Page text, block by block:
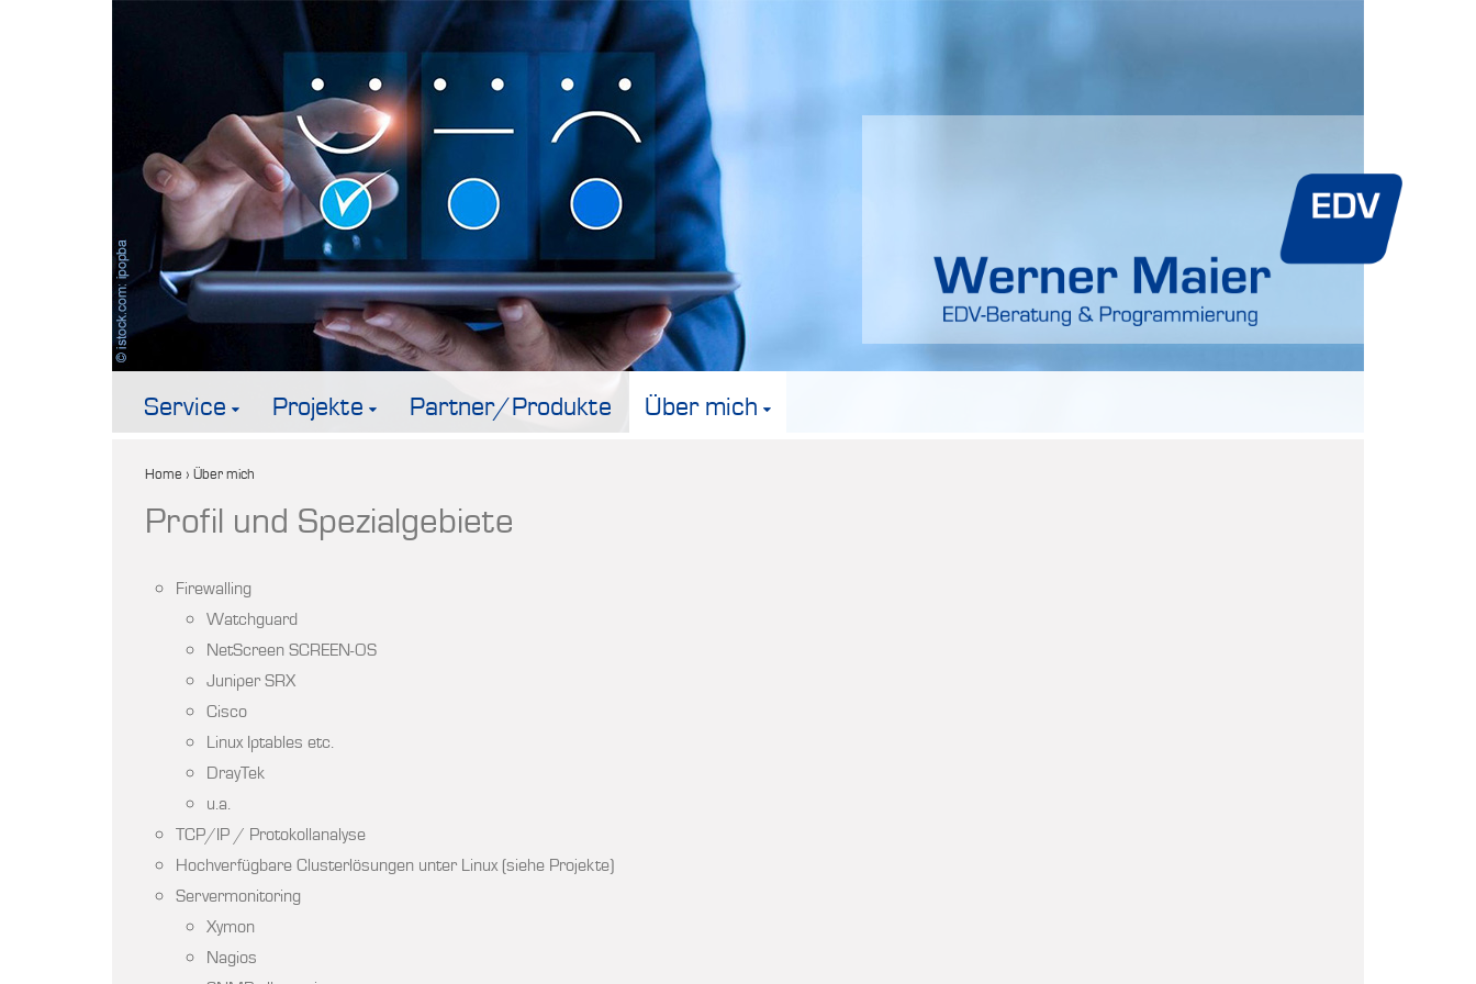
Service Projekte Partner/Produkte Über mich
Home › Über mich
Profil und Spezialgebiete
Firewalling
Watchguard
NetScreen SCREEN-OS
Juniper SRX
Cisco
Linux Iptables etc.
DrayTek
u.a.
TCP/IP / Protokollanalyse
Hochverfügbare Clusterlösungen unter Linux (siehe Projekte)
Servermonitoring
Xymon
Nagios